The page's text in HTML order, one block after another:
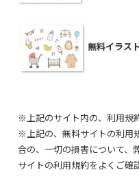
無料イラス
※上記のサイト内の、利用規
※上記の、無料サイトの利用
合の、一切の損害について、
サイトの利用規約をよくご確